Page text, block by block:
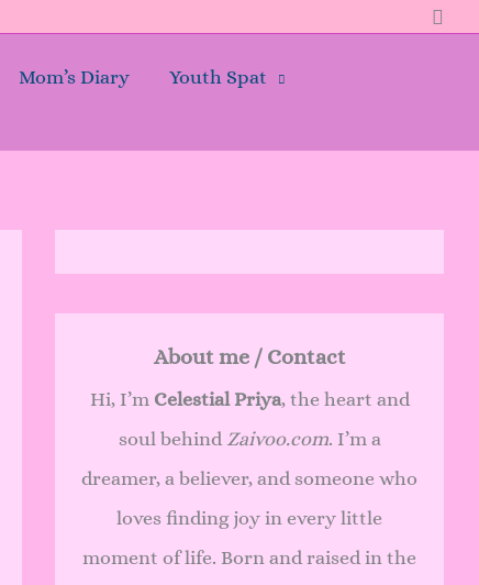
Mom’s Diary
Youth Spat
About me / Contact
Hi, I’m Celestial Priya, the heart and
soul behind Zaivoo.com. I’m a
dreamer, a believer, and someone who
loves finding joy in every little
moment of life. Born and raised in the